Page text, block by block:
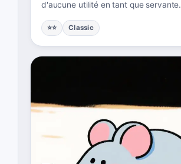
d'aucune utilité en tant que servante.
⭐⭐ Classic